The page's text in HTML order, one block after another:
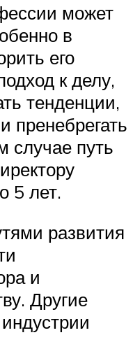
может
в
его
к делу,
тенденции,
пренебрегать
случае путь
5 лет.
развития
и
Другие